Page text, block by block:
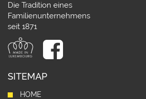
Die Tradition eines
Familienunternehmens
seit 1871
SITEMAP
HOME